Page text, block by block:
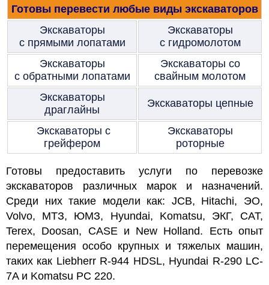
Готовы перевести любые виды экскаваторов
Экскаваторы
спрямыми лопатами
Экскаваторы
сгидромолотом
Экскаваторы
собратными лопатами
Экскаваторы со
свайным молотом
Экскаваторы
драглайны
Экскаваторы цепные
Экскаваторы с
грейфером
Экскаваторы
роторные
Готовы предоставить услуги по перевозке
экскаваторов различных марок и назначений.
Среди них такие модели как: JCB, Hitachi, ЭО,
Volvo, МТЗ, ЮМЗ, Hyundai, Komatsu, ЭКГ, CAT,
Terex, Doosan, CASE и New Holland. Есть опыт
перемещения особо крупных и тяжелых машин,
таких как Liebherr R-944 HDSL, Hyundai R-290 LC-
7A и Komatsu PC 220.